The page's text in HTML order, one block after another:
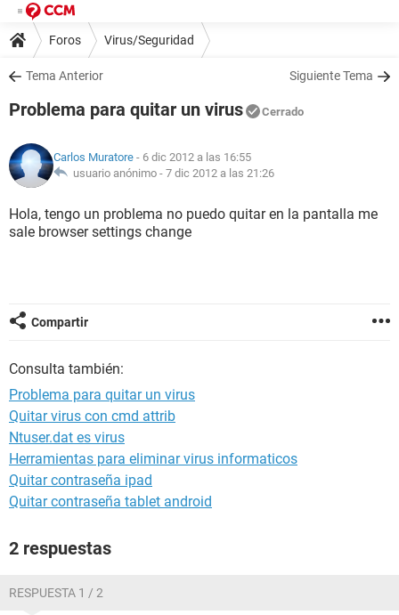
Foros Virus/Seguridad
Tema Anterior Siguiente Tema
Problema para quitar un virus Cerrado
Carlos Muratore - 6 dic 2012 a las 16:55
usuario anónimo - 7 dic 2012 a las 21:26
Hola, tengo un problema no puedo quitar en la pantalla me
sale browser settings change
Compartir
Consulta también:
Problema para quitar un virus
Quitar virus con cmd attrib
Ntuser.dat es virus
Herramientas para eliminar virus informaticos
Quitar contraseña ipad
Quitar contraseña tablet android
2 respuestas
RESPUESTA 1 / 2